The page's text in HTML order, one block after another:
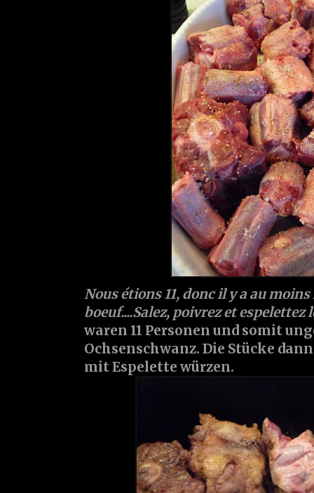
Nous étions 11, donc il y a au moins
boeuf....Salez, poivrez et espelettez
waren 11 Personen und somit
Ochsenschwanz. Die Stücke
mit Espelette würzen.